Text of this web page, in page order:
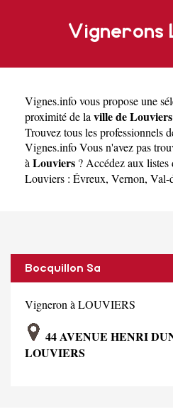
Vignerons
Vignes.infovous propose une
proximité de la ville de Louviers
Trouvez tous les professionnels
Vignes.info Vous n'avez pas
à Louviers ? Accédez aux
Louviers : Évreux, Vernon, Val-
Bocquillon Sa
Vigneron à LOUVIERS
44 AVENUE HENRI
LOUVIERS